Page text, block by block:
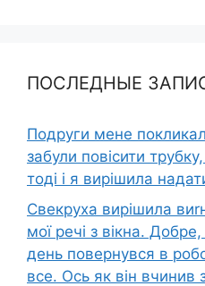
ПОСЛЕДНЫЕ
Подруги мене
забули повісити
тоді і я вирішила
Свекруха вирішила
мої речі з вікна.
день повернувся в
все. Ось як він вчинив